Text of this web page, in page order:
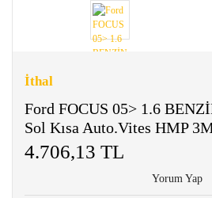
İthal
Ford FOCUS 05> 1.6
Sol Kısa Auto.Vites HMP
4.706,13 TL
Yorum Yap